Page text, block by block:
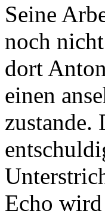
Seine
noch
dort
einen
Echo